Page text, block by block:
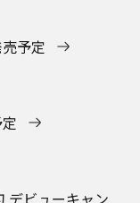
予定
デビューキャン